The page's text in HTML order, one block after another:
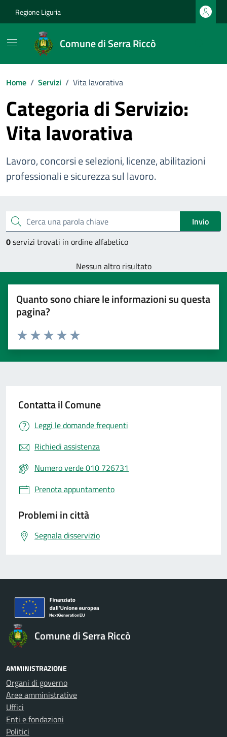
Regione Liguria
Comune di Serra Riccò
Home / Servizi / Vita lavorativa
Categoria di Servizio:
Vita lavorativa
Lavoro, concorsi e selezioni, licenze, abilitazioni
professionali e sicurezza sul lavoro.
Cerca una parola chiave
Invio
0servizi trovati in ordine alfabetico
Nessun altro risultato
Quanto sono chiare le informazioni su questa
pagina?
Valuta 5 stelle su 5
Valuta 4 stelle su 5
Valuta 3 stelle su 5
Valuta 2 stelle su 5
Valuta 1 stelle su 5
Contatta il Comune
Leggi le domande frequenti
Richiedi assistenza
Numero verde 010 726731
Prenota appuntamento
Problemi in città
Segnala disservizio
Comune di Serra Riccò
AMMINISTRAZIONE
Organi di governo
Aree amministrative
Uffici
Enti e fondazioni
Politici